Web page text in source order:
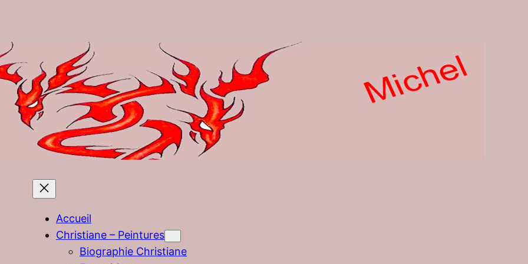
Accueil
Christiane – Peintures
Biographie Christiane